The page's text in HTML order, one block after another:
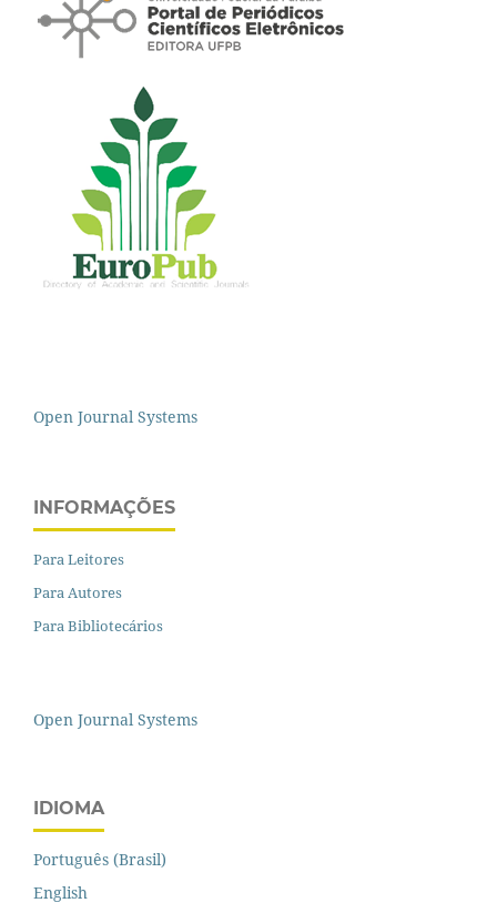
Open Journal Systems
INFORMAÇÕES
Para Leitores
Para Autores
Para Bibliotecários
Open Journal Systems
IDIOMA
Português (Brasil)
English